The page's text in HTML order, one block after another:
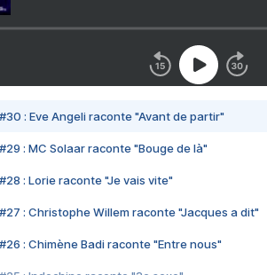
#30 : Eve Angeli raconte "Avant de partir"
#29 : MC Solaar raconte "Bouge de là"
#28 : Lorie raconte "Je vais vite"
#27 : Christophe Willem raconte "Jacques a dit"
#26 : Chimène Badi raconte "Entre nous"